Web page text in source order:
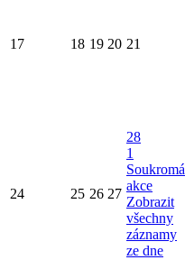
17 18 19 20 21
24 25 26 27
28
1
Soukromá
akce
Zobrazit
všechny
záznamy
ze dne